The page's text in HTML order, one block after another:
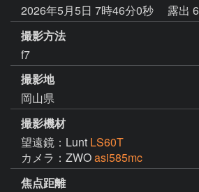
2026年5月5日 7時46分0秒
露出
撮影方法
f7
撮影地
岡山県
撮影機材
望遠鏡：Lunt LS60T
カメラ：ZWOasi585mc
焦点距離